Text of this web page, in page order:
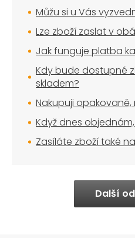
Můžu si u Vás
Lze zboží zaslat v
Jak funguje platba
Kdy bude dostupné
skladem?
Nakupuji
Když dnes
Zasíláte zboží také
Další